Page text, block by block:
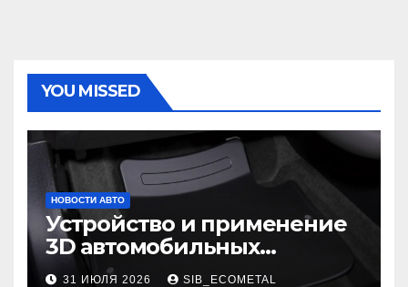
YOU MISSED
НОВОСТИ АВТО
Устройство и применение
3D автомобильных
ковриков
31 ИЮЛЯ 2026 SIB_ECOMETAL